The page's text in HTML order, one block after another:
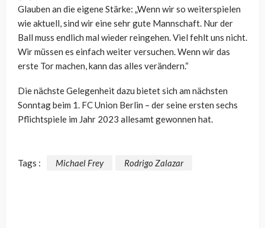
Glauben an die eigene Stärke: „Wenn wir so weiterspielen
wie aktuell, sind wir eine sehr gute Mannschaft. Nur der
Ball muss endlich mal wieder reingehen. Viel fehlt uns nicht.
Wir müssen es einfach weiter versuchen. Wenn wir das
erste Tor machen, kann das alles verändern.“
Die nächste Gelegenheit dazu bietet sich am nächsten
Sonntag beim 1. FC Union Berlin – der seine ersten sechs
Pflichtspiele im Jahr 2023 allesamt gewonnen hat.
Tags : Michael Frey Rodrigo Zalazar